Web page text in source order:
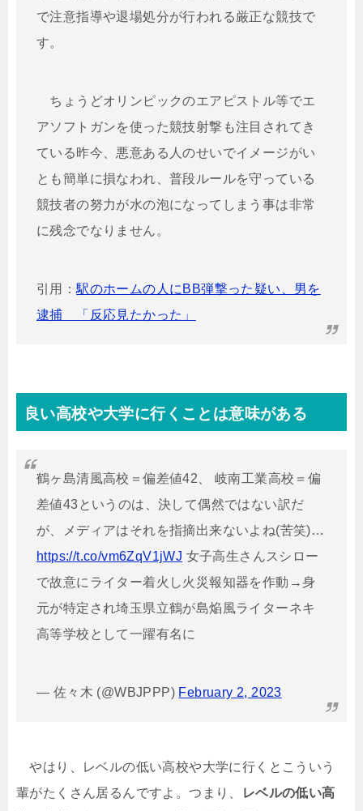
で注意指導や退場処分が行われる厳正な競技で
す。
ちょうどオリンピックのエアピストル等でエ
アソフトガンを使った競技射撃も注目されてき
ている昨今、悪意ある人のせいでイメージがい
とも簡単に損なわれ、普段ルールを守っている
競技者の努力が水の泡になってしまう事は非常
に残念でなりません。
引用：駅のホームの人にBB弾撃った疑い、男を
逮捕 「反応見たかった」
良い高校や大学に行くことは意味がある
鶴ヶ島清風高校＝偏差値42、 岐南工業高校＝偏
差値43というのは、決して偶然ではない訳だ
が、メディアはそれを指摘出来ないよね(苦笑)…
https://t.co/vm6ZqV1jWJ 女子高生さんスシロー
で故意にライター着火し火災報知器を作動→身
元が特定され埼玉県立鶴が島焔風ライターネキ
高等学校として一躍有名に
— 佐々木 (@WBJPPP) February 2, 2023
やはり、レベルの低い高校や大学に行くとこういう
輩がたくさん居るんですよ。つまり、
レベルの低い高